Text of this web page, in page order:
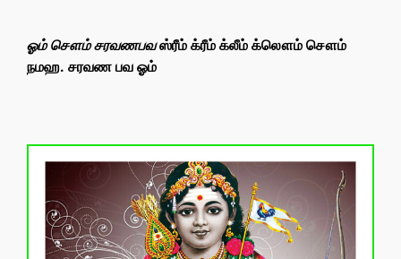
ஓம் சௌம் சரவணபவஸ்ரீம் க்ரீம் க்லீம் க்லௌம் சௌம்
நமஹ. சரவண பவ ஓம்